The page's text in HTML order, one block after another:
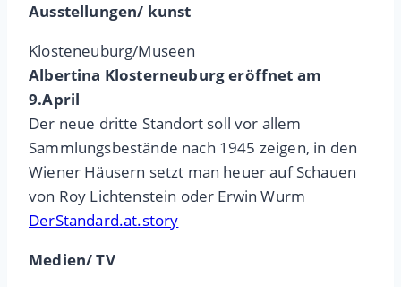
Ausstellungen/ kunst
Klosteneuburg/Museen
Albertina Klosterneuburg eröffnet am
9.April
Der neue dritte Standort soll vor allem
Sammlungsbestände nach 1945 zeigen, in den
Wiener Häusern setzt man heuer auf Schauen
von Roy Lichtenstein oder Erwin Wurm
DerStandard.at.story
Medien/ TV